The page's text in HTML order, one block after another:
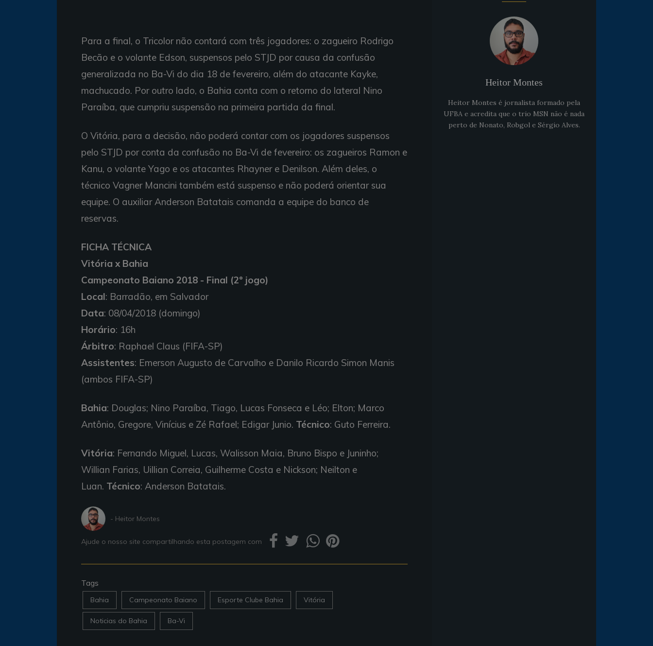
Para a final, o Tricolor não contará com três jogadores: o zagueiro Rodrigo
Becão e o volante Edson, suspensos pelo STJD por causa da confusão
generalizada no Ba-Vi do dia 18 de fevereiro, além do atacante Kayke,
machucado. Por outro lado, o Bahia conta com o retorno do lateral Nino
Paraíba, que cumpriu suspensão na primeira partida da final.
O Vitória, para a decisão, não poderá contar com os jogadores suspensos
pelo STJD por conta da confusão no Ba-Vi de fevereiro: os zagueiros Ramon e
Kanu, o volante Yago e os atacantes Rhayner e Denilson. Além deles, o
técnico Vagner Mancini também está suspenso e não poderá orientar sua
equipe. O auxiliar Anderson Batatais comanda a equipe do banco de
reservas.
FICHA TÉCNICA
Vitória x Bahia
Campeonato Baiano 2018 - Final (2º jogo)
Local: Barradão, em Salvador
Data: 08/04/2018 (domingo)
Horário: 16h
Árbitro: Raphael Claus (FIFA-SP)
Assistentes: Emerson Augusto de Carvalho e Danilo Ricardo Simon Manis
(ambos FIFA-SP)
Bahia: Douglas; Nino Paraíba, Tiago, Lucas Fonseca e Léo; Elton; Marco
Antônio, Gregore, Vinícius e Zé Rafael; Edigar Junio. Técnico: Guto Ferreira.
Vitória: Fernando Miguel, Lucas, Walisson Maia, Bruno Bispo e Juninho;
Willian Farias, Uillian Correia, Guilherme Costa e Nickson; Neilton e
Luan. Técnico: Anderson Batatais.
- Heitor Montes
Ajude o nosso site compartilhando esta postagem com
Tags
Bahia Campeonato Baiano Esporte Clube Bahia Vitória
Noticias do Bahia Ba-Vi
Heitor Montes
Heitor Montes é jornalista formado pela
UFBA e acredita que o trio MSN não é nada
perto de Nonato, Robgol e Sérgio Alves.